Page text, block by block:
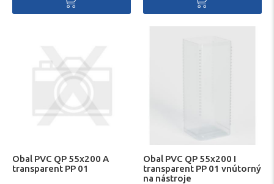
Obal PVC QP 55x200 A
transparent PP 01
Obal PVC QP 55x200 I
transparent PP 01 vnútorný
na nástroje